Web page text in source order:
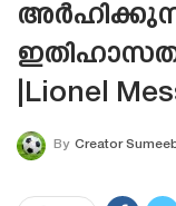
|Lionel
By Creator